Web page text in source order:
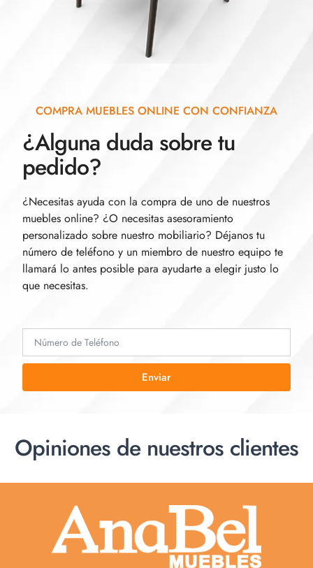
COMPRA MUEBLES ONLINE CON CONFIANZA
¿Alguna duda sobre tu
pedido?
¿Necesitas ayuda con la compra de uno de nuestros
muebles online? ¿O necesitas asesoramiento
personalizado sobre nuestro mobiliario? Déjanos tu
número de teléfono y un miembro de nuestro equipo te
llamará lo antes posible para ayudarte a elegir justo lo
que necesitas.
Enviar
Opiniones de nuestros clientes